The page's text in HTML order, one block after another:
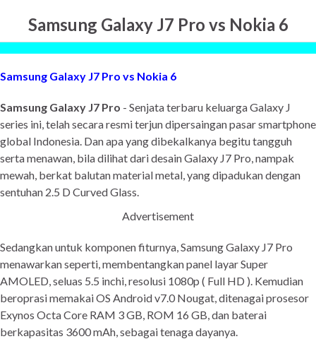
Samsung Galaxy J7 Pro vs Nokia 6
Samsung Galaxy J7 Pro vs Nokia 6
Samsung Galaxy J7 Pro - Senjata terbaru keluarga Galaxy J
series ini, telah secara resmi terjun dipersaingan pasar smartphone
global Indonesia. Dan apa yang dibekalkanya begitu tangguh
serta menawan, bila dilihat dari desain Galaxy J7 Pro, nampak
mewah, berkat balutan material metal, yang dipadukan dengan
sentuhan 2.5 D Curved Glass.
Advertisement
Sedangkan untuk komponen fiturnya, Samsung Galaxy J7 Pro
menawarkan seperti, membentangkan panel layar Super
AMOLED, seluas 5.5 inchi, resolusi 1080p ( Full HD ). Kemudian
beroprasi memakai OS Android v7.0 Nougat, ditenagai prosesor
Exynos Octa Core RAM 3 GB, ROM 16 GB, dan baterai
berkapasitas 3600 mAh, sebagai tenaga dayanya.